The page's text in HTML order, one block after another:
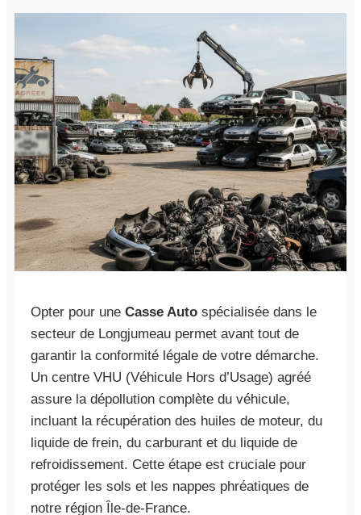
Opter pour une Casse Auto spécialisée dans le
secteur de Longjumeau permet avant tout de
garantir la conformité légale de votre démarche.
Un centre VHU (Véhicule Hors d’Usage) agréé
assure la dépollution complète du véhicule,
incluant la récupération des huiles de moteur, du
liquide de frein, du carburant et du liquide de
refroidissement. Cette étape est cruciale pour
protéger les sols et les nappes phréatiques de
notre région Île-de-France.